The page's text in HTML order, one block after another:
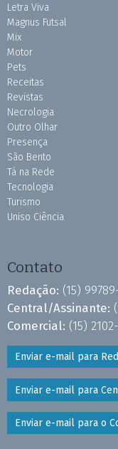
Letra Viva
Magnus Futsal
Mix
Motor
Pets
Receitas
Revistas
Necrologia
Outro Olhar
Presença
São Bento
Tá na Rede
Tecnologia
Turismo
Uniso Ciência
Contato
Redação: (15)
Central/Assinante:
Comercial: (15)
Enviar e-mail para
Enviar e-mail para
Enviar e-mail para o